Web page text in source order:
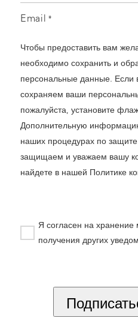
Email *
Чтобы предоставить вам
необходимо сохранить и
персональные данные. Если
сохраняем ваши
пожалуйста, установите
Дополнительную
наших процедурах по
защищаем и уважаем вашу
найдете в нашей Политике
Я согласен на
получения других